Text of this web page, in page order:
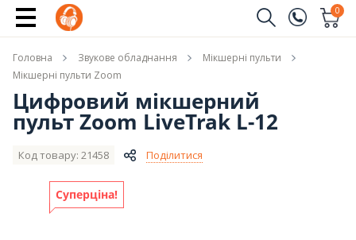
(096)
(044)
0
Ім'я
Телефон
Головна Звукове обладнання
Мікшерні пульти
Мікшерні пульти Zoom
Цифровий мікшерний
пульт Zoom LiveTrak L-12
Код товару: 21458 Поділитися
Суперціна!
Купити